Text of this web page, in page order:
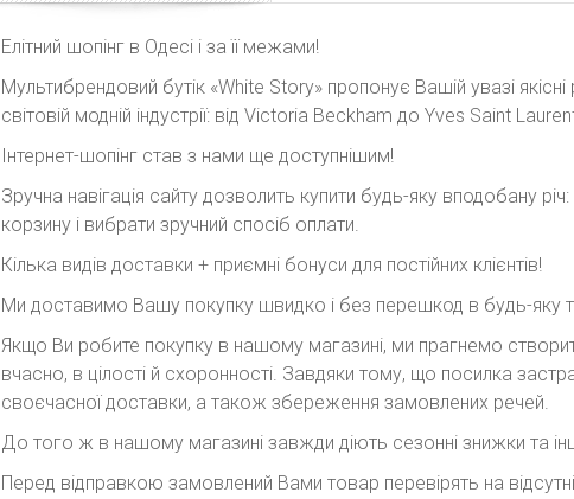
Елітний шопінг в Одесі і за її межами!
Мультибрендовий бутік «White Story» пропонує Вашій увазі якісні
світовій модній індустрії: від Victoria Beckham до Yves Saint
Інтернет-шопінг став з нами ще доступнішим!
Зручна навігація сайту дозволить купити будь-яку вподобану
корзину і вибрати зручний спосіб оплати.
Кілька видів доставки + приємні бонуси для постійних клієнтів!
Ми доставимо Вашу покупку швидко і без перешкод в будь-яку
Якщо Ви робите покупку в нашому магазині, ми прагнемо
вчасно, в цілості й схоронності. Завдяки тому, що посилка
своєчасної доставки, а також збереження замовлених речей.
До того ж в нашому магазині завжди діють сезонні знижки та
Перед відправкою замовлений Вами товар перевірять на